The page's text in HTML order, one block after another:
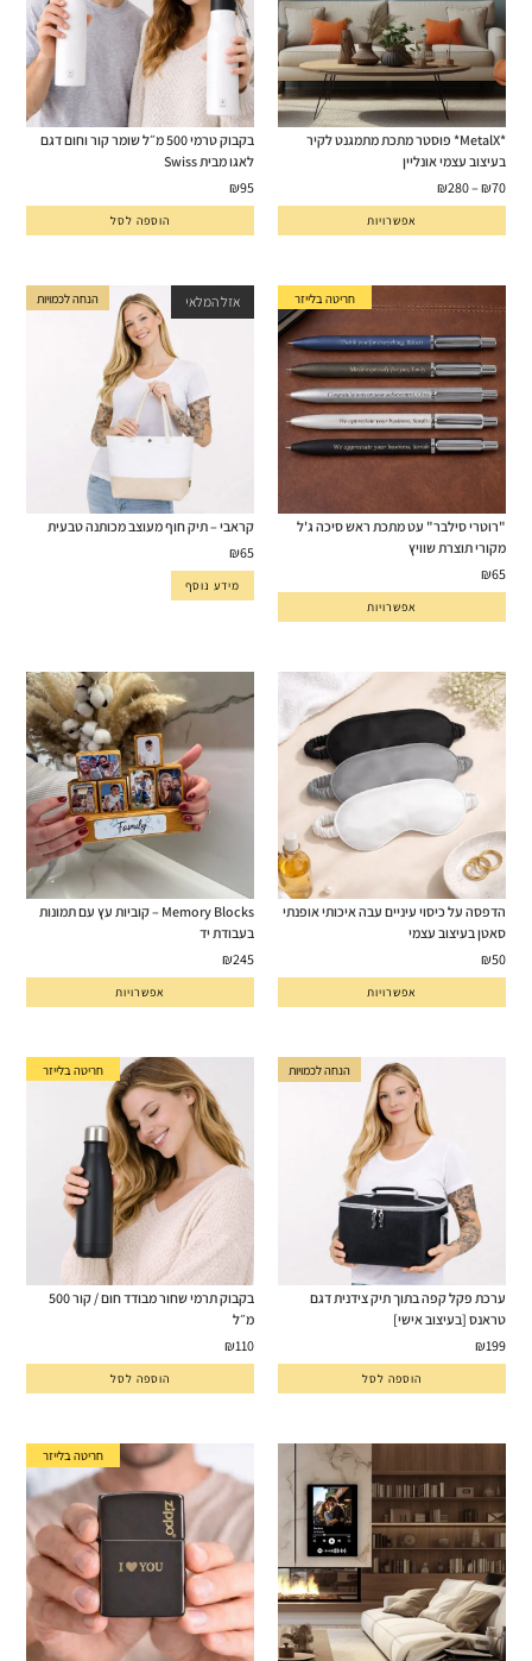
*MetalX* פוסטר מתכת מתמגנט לקיר
בעיצוב עצמי אונליין
₪70
–
₪280
אפשרויות
בקבוק טרמי 500 מ״ל שומר קור וחום דגם
לאגו מבית Swiss
₪95
הוספה לסל
חריטה בלייזר
"רוטרי סילבר" עט מתכת ראש סיכה ג'ל
מקורי תוצרת שוויץ
₪65
אפשרויות
הנחה לכמויות אזל המלאי
קראבי – תיק חוף מעוצב מכותנה טבעית
₪65
מידע נוסף
הדפסה על כיסוי עיניים עבה איכותי אופנתי
סאטן בעיצוב עצמי
₪50
אפשרויות
Memory Blocks – קוביות עץ עם תמונות
בעבודת יד
₪245
אפשרויות
הנחה לכמויות
ערכת פקל קפה בתוך תיק צידנית דגם
טראנס [בעיצוב אישי]
₪199
הוספה לסל
חריטה בלייזר
בקבוק תרמי שחור מבודד חום / קור 500
מ״ל
₪110
הוספה לסל
חריטה בלייזר